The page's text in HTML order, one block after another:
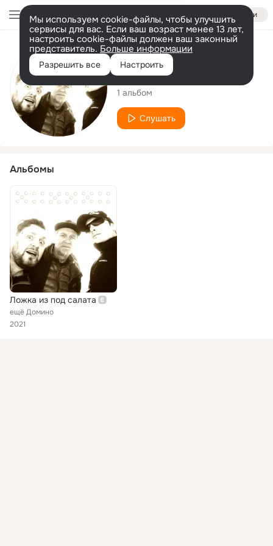
Войти
Мы используем cookie-файлы, чтобы улучшить
сервисы для вас. Если ваш возраст менее 13 лет,
настроить cookie-файлы должен ваш законный
представитель. Больше информации
Разрешить все Настроить
Исполнитель
ещё Домино
1 альбом
Слушать
Альбомы
Ложка из под салата
ещё Домино
2021